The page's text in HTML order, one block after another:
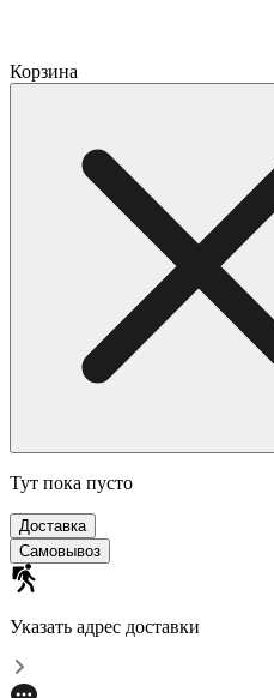
Корзина
Тут пока пусто
Доставка
Самовывоз
Указать адрес доставки